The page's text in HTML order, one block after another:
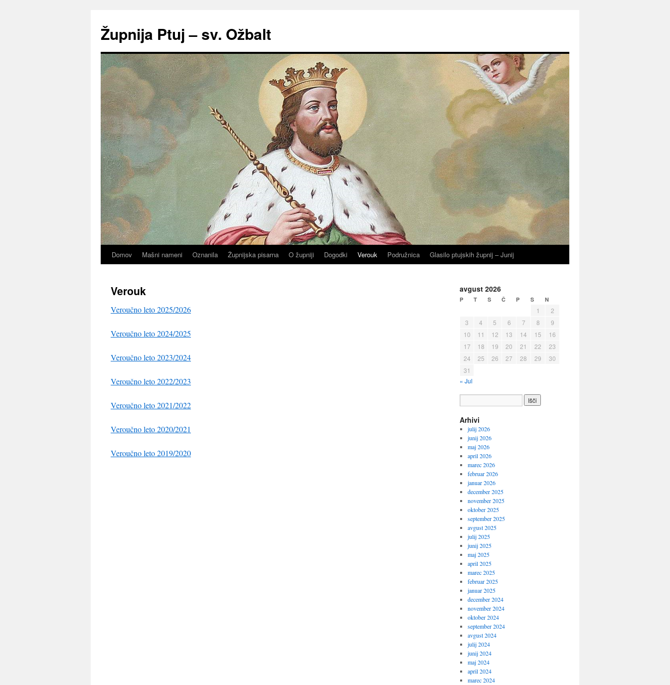
vsebino
Župnija Ptuj – sv. Ožbalt
Domov Mašni nameni Oznanila Župnijska pisarna O župniji Dogodki Verouk Podružnica Glasilo ptujskih župnij – Junij
Verouk
Veroučno leto 2025/2026
Veroučno leto 2024/2025
Veroučno leto 2023/2024
Veroučno leto 2022/2023
Veroučno leto 2021/2022
Veroučno leto 2020/2021
Veroučno leto 2019/2020
avgust 2026
P T S Č P S N
1
2
3
4 5 6 7 8
9
10
11 12 13 14 15
16
17
18 19 20 21 22
23
24
25 26 27 28 29
30
31
« Jul
Arhivi
julij 2026
junij 2026
maj 2026
april 2026
marec 2026
februar 2026
januar 2026
december 2025
november 2025
oktober 2025
september 2025
avgust 2025
julij 2025
junij 2025
maj 2025
april 2025
marec 2025
februar 2025
januar 2025
december 2024
november 2024
oktober 2024
september 2024
avgust 2024
julij 2024
junij 2024
maj 2024
april 2024
marec 2024